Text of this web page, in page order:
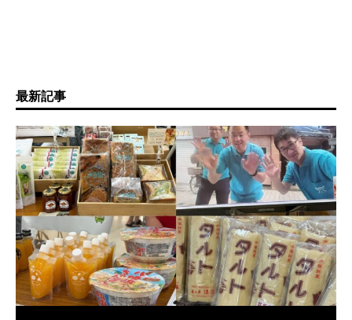
最新記事